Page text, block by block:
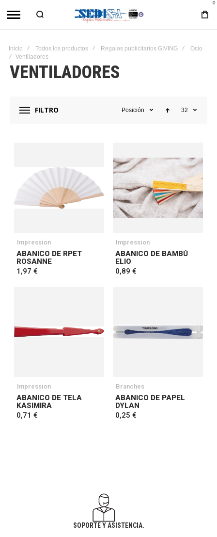
0
Inicio Todos los productos Regalos publicitarios GIVING
Ocio
Ventiladores
VENTILADORES
FILTRO Posición 32
Impression
ABANICO DE RPET
ROSANNE
1,97 €
Impression
ABANICO DE BAMBÚ
ELIO
0,89 €
Impression
ABANICO DE TELA
KASIMIRA
0,71 €
Branches
ABANICO DE PAPEL
DYLAN
0,25 €
SOPORTE Y ASISTENCIA.